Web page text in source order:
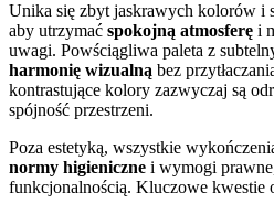
Unika się zbyt jaskrawych kolorów i
aby utrzymać spokojną atmosferę i
uwagi. Powściągliwa paleta z
harmonię wizualną bez
kontrastujące kolory zazwyczaj są
spójność przestrzeni.
Poza estetyką, wszystkie
normy higieniczne i wymogi
funkcjonalnością. Kluczowe kwestie